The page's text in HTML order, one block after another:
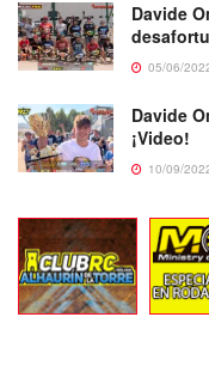
Davide
05/06/
Davide
¡Video!
10/09/